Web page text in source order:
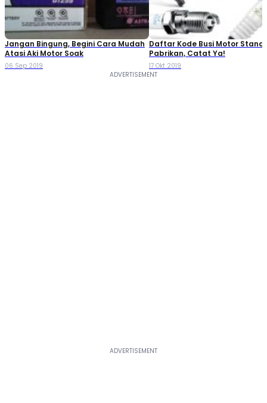
Jangan Bingung, Begini Cara Mudah
Atasi Aki Motor Soak
06 Sep 2019
Daftar Kode Busi Motor
Pabrikan, Catat Ya!
17 Okt 2019